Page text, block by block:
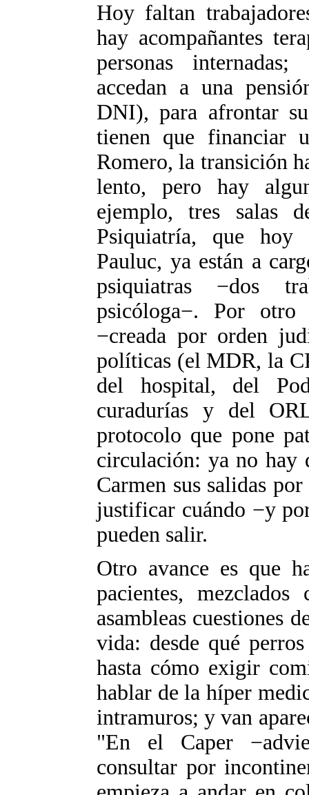
Hoy faltan
hay acompañantes
personas
accedan a una
DNI), para afrontar
tienen que financiar
Romero, la transición
lento, pero hay
ejemplo, tres salas
Psiquiatría, que
Pauluc, ya están a
psiquiatras −dos
psicóloga−. Por otro
−creada por orden
políticas (el MDR, la
del hospital, del
curadurías y del
protocolo que pone
circulación: ya no hay
Carmen sus salidas
justificar cuándo −y
pueden salir.
Otro avance es que
pacientes,
asambleas cuestiones
vida: desde qué
hasta cómo exigir
hablar de la híper
intramuros; y van
"En el Caper
consultar por